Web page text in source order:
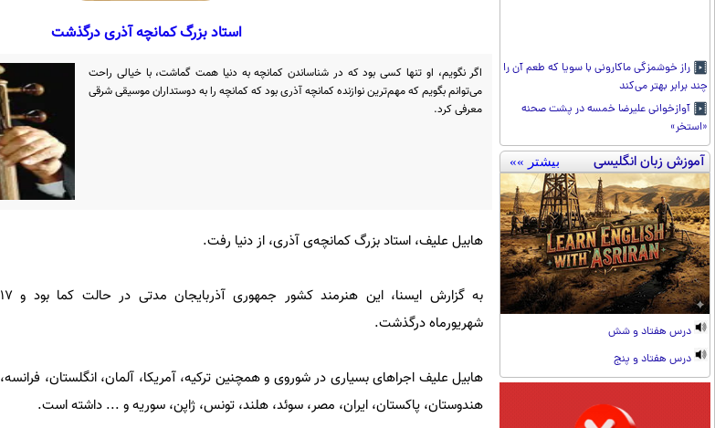
راز خوشمزگی ماکارونی با سویا که طعم آن را
چند برابر بهتر می‌کند
آوازخوانی علیرضا خمسه در پشت صحنه
«استخر»
آموزش زبان انگلیسی بیشتر »»
درس هفتاد و شش
درس هفتاد و پنج
استاد بزرگ کمانچه آذری درگذشت
اگر نگویم، او تنها کسی بود که در شناساندن کمانچه به دنیا همت گماشت، با خیالی راحت
می‌توانم بگویم که مهم‌ترین نوازنده‌ کمانچه‌ آذری بود که کمانچه را به دوستداران موسیقی شرقی
معرفی کرد.
هابیل علیف، استاد بزرگ کمانچه‌ی آذری، از دنیا رفت.
به گزارش ایسنا، این هنرمند کشور جمهوری آذربایجان مدتی در حالت کما بود و 17
شهریورماه درگذشت.
هابیل علیف اجراهای بسیاری در شوروی و همچنین ترکیه، آمریکا، آلمان، انگلستان، فرانسه،
هندوستان، پاکستان، ایران، مصر، سوئد، هلند، تونس، ژاپن، سوریه و ... داشته‌ است.